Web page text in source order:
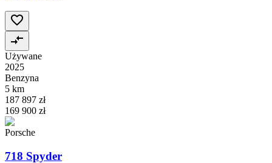
Używane
2025
Benzyna
5 km
187 897 zł
169 900 zł
Porsche
718 Spyder